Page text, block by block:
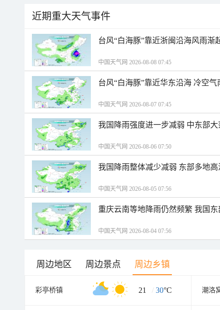
近期重大天气事件
台风“白海豚”靠近浙闽沿海风雨渐
中国天气网 2026-08-08 07:45
台风“白海豚”靠近华东沿海 冷空
中国天气网 2026-08-07 07:45
我国降雨强度进一步减弱 中东部
中国天气网 2026-08-06 07:50
我国降雨整体减少减弱 东部多地
中国天气网 2026-08-05 07:56
重庆云南等地降雨仍然频繁 我国
中国天气网 2026-08-04 07:56
周边地区 周边景点 周边乡镇
彩亭桥镇 21 / 30°C 潮洛